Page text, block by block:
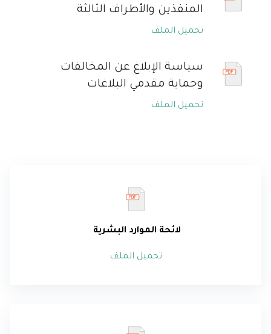
المنفذين والأطراف الثالثة
تحميل الملف
سياسة الإبلاغ عن المخالفات
وحماية مقدمي البلاغات
تحميل الملف
لائحة الموارد البشرية
تحميل الملف